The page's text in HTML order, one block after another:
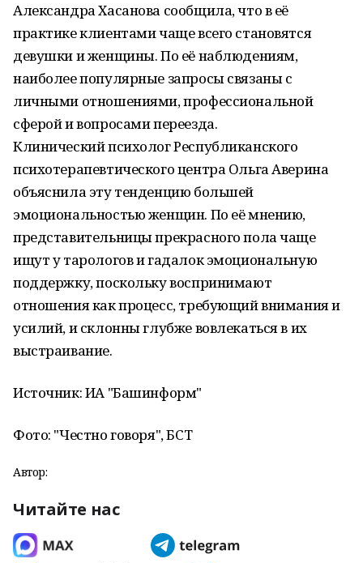
Александра Хасанова сообщила, что в её
практике клиентами чаще всего становятся
девушки и женщины. По её наблюдениям,
наиболее популярные запросы связаны с
личными отношениями, профессиональной
сферой и вопросами переезда.
Клинический психолог Республиканского
психотерапевтического центра Ольга Аверина
объяснила эту тенденцию большей
эмоциональностью женщин. По её мнению,
представительницы прекрасного пола чаще
ищут у тарологов и гадалок эмоциональную
поддержку, поскольку воспринимают
отношения как процесс, требующий внимания и
усилий, и склонны глубже вовлекаться в их
выстраивание.
Источник: ИА "Башинформ"
Фото: "Честно говоря", БСТ
Автор:
Читайте нас